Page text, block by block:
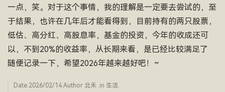
一点，笑。对于这个事情，我的理解是一定要去尝试的，至
于结果，也许在几年后才能看得到，目前持有的两只股票，
低估、高分红、高股息率，基金的投资，今年的收成还可
以，不到20%的收益率，从长期来看，是已经比较满足了
随便记录一下，希望2026年越来越好吧！~
Date 2026/02/14.Author 北禾 .in 生活.